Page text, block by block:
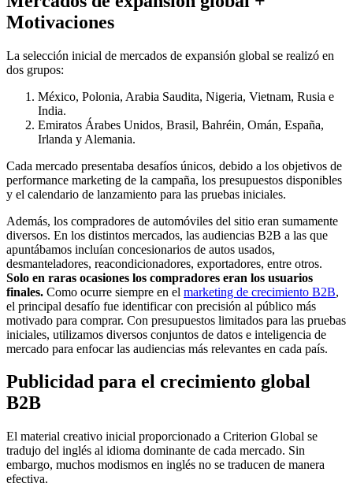
Motivaciones
La selección inicial de mercados de expansión global se realizó en
dos grupos:
México, Polonia, Arabia Saudita, Nigeria, Vietnam, Rusia e
India.
Emiratos Árabes Unidos, Brasil, Bahréin, Omán, España,
Irlanda y Alemania.
Cada mercado presentaba desafíos únicos, debido a los objetivos de
performance marketing de la campaña, los presupuestos disponibles
y el calendario de lanzamiento para las pruebas iniciales.
Además, los compradores de automóviles del sitio eran sumamente
diversos. En los distintos mercados, las audiencias B2B a las que
apuntábamos incluían concesionarios de autos usados,
desmanteladores, reacondicionadores, exportadores, entre otros.
Solo en raras ocasiones los compradores eran los usuarios
finales. Como ocurre siempre en el marketing de crecimiento B2B,
el principal desafío fue identificar con precisión al público más
motivado para comprar. Con presupuestos limitados para las pruebas
iniciales, utilizamos diversos conjuntos de datos e inteligencia de
mercado para enfocar las audiencias más relevantes en cada país.
Publicidad para el crecimiento global
B2B
El material creativo inicial proporcionado a Criterion Global se
tradujo del inglés al idioma dominante de cada mercado. Sin
embargo, muchos modismos en inglés no se traducen de manera
efectiva.